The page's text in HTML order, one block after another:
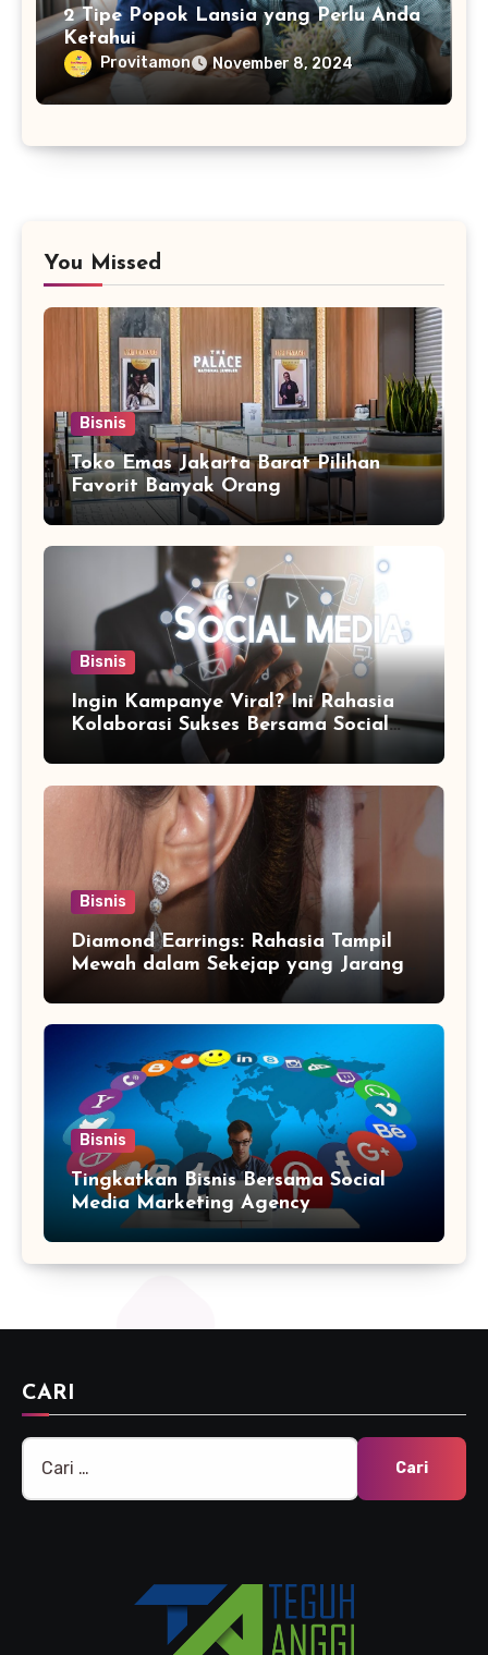
2 Tipe Popok Lansia yang Perlu Anda
Ketahui
Provitamon November 8, 2024
You Missed
Bisnis
Toko Emas Jakarta Barat Pilihan
Favorit Banyak Orang
Bisnis
Ingin Kampanye Viral? Ini Rahasia
Kolaborasi Sukses Bersama Social
Media Marketing Agency
Bisnis
Diamond Earrings: Rahasia Tampil
Mewah dalam Sekejap yang Jarang
Bisnis
Tingkatkan Bisnis Bersama Social
Media Marketing Agency
CARI
Cari
untuk: